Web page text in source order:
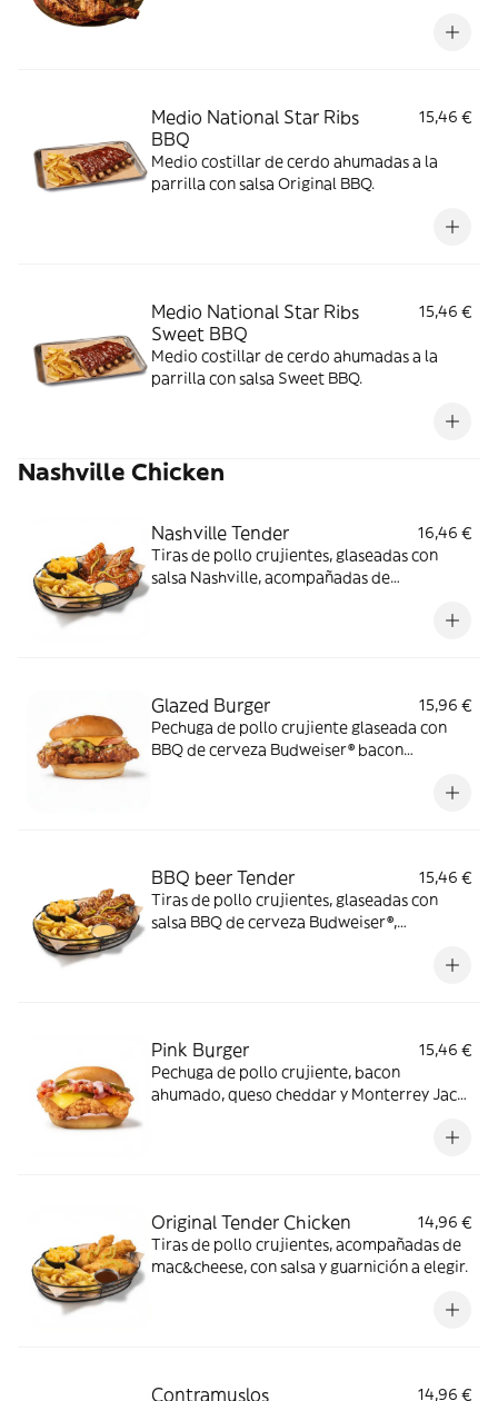
Medio National Star Ribs
BBQ
15,46 €
Medio costillar de cerdo ahumadas a la
parrilla con salsa Original BBQ.
Medio National Star Ribs
Sweet BBQ
15,46 €
Medio costillar de cerdo ahumadas a la
parrilla con salsa Sweet BBQ.
Nashville Chicken
Nashville Tender
16,46 €
Tiras de pollo crujientes, glaseadas con
salsa Nashville, acompañadas de
Glazed Burger
15,96 €
Pechuga de pollo crujiente glaseada con
BBQ de cerveza Budweiser® bacon
BBQ beer Tender
15,46 €
Tiras de pollo crujientes, glaseadas con
salsa BBQ de cerveza Budweiser®,
Pink Burger
15,46 €
Pechuga de pollo crujiente, bacon
ahumado, queso cheddar y Monterrey Jack
Original Tender Chicken
14,96 €
Tiras de pollo crujientes, acompañadas de
mac&cheese, con salsa y guarnición a elegir.
Contramuslos 14,96 €